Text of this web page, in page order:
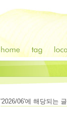
'2026/06'에 해당되는 글